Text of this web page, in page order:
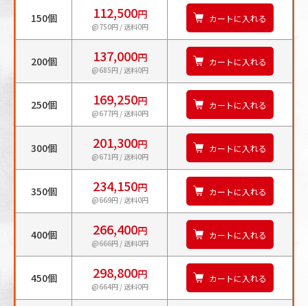
150個 112,500円
@750円 / 送料0円
カートに入れる
200個 137,000円
@685円 / 送料0円
カートに入れる
250個 169,250円
@677円 / 送料0円
カートに入れる
300個 201,300円
@671円 / 送料0円
カートに入れる
350個 234,150円
@669円 / 送料0円
カートに入れる
400個 266,400円
@666円 / 送料0円
カートに入れる
450個 298,800円
@664円 / 送料0円
カートに入れる